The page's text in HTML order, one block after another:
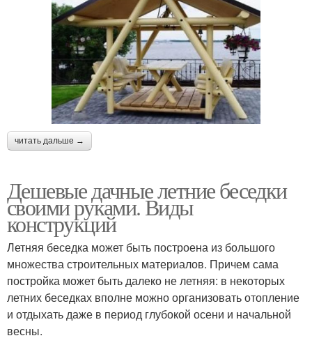
читать дальше →
Дешевые дачные летние беседки
своими руками. Виды
конструкций
Летняя беседка может быть построена из большого
множества строительных материалов. Причем сама
постройка может быть далеко не летняя: в некоторых
летних беседках вполне можно организовать отопление
и отдыхать даже в период глубокой осени и начальной
весны.